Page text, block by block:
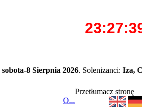
sobota-8 Sierpnia 2026. Solenizanci: Iza,
O...
Przetłumacz stronę